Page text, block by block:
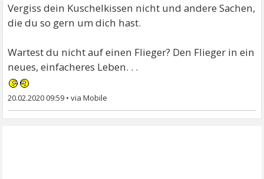
Vergiss dein Kuschelkissen nicht und andere Sachen,
die du so gern um dich hast.
Wartest du nicht auf einen Flieger? Den Flieger in ein
neues, einfacheres Leben. . .
20.02.2020 09:59 •